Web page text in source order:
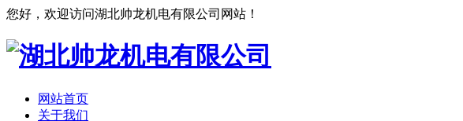
您好，欢迎访问湖北帅龙机电有限公司网站！
网站首页
关于我们